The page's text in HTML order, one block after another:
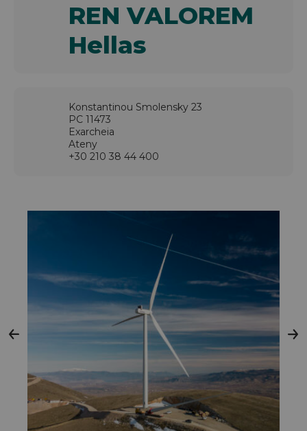
REN VALOREM
Hellas
Konstantinou Smolensky 23
PC 11473
Exarcheia
Ateny
+30 210 38 44 400